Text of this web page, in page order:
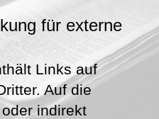
für externe
Links auf
Auf die
indirekt